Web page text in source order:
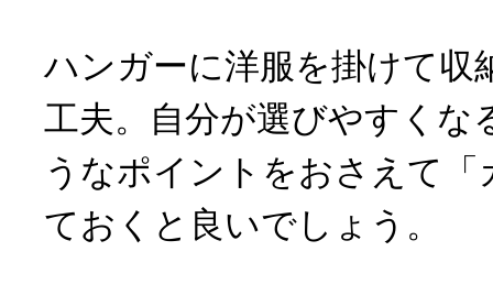
ハンガーに洋服を掛けて収
工夫。自分が選びやすくな
うなポイントをおさえて
ておくと良いでしょう。